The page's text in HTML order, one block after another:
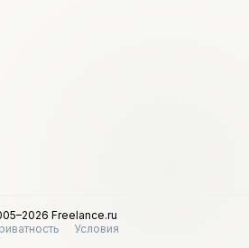
Freelance.ru
Условия